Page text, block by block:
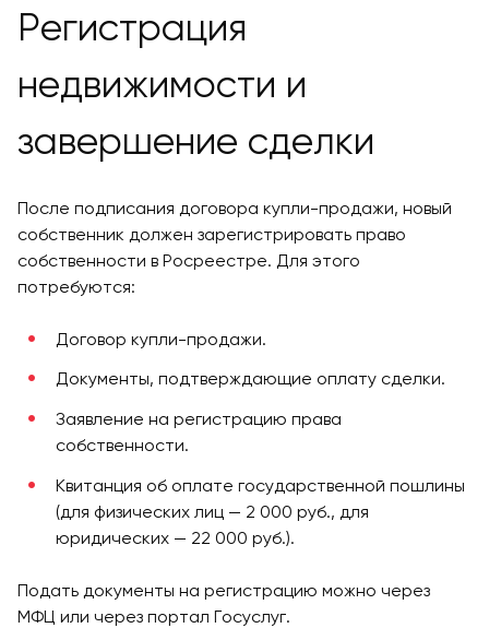
Регистрация
недвижимости и
завершение сделки
После подписания договора купли-продажи, новый
собственник должен зарегистрировать право
собственности в Росреестре. Для этого
потребуются:
Договор купли-продажи.
Документы, подтверждающие оплату сделки.
Заявление на регистрацию права
собственности.
Квитанция об оплате государственной пошлины
(для физических лиц — 2 000 руб., для
юридических — 22 000 руб.).
Подать документы на регистрацию можно через
МФЦ или через портал Госуслуг.